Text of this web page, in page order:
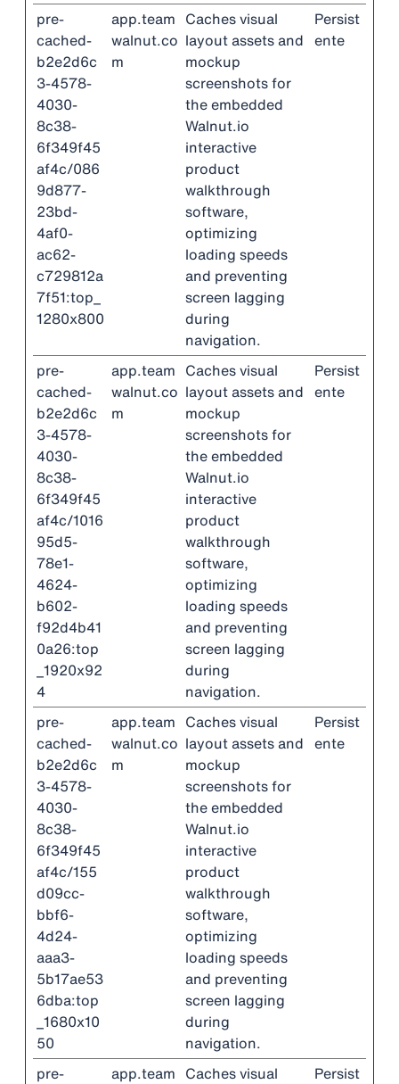
pre-
cached-
b2e2d6c
3-4578-
4030-
8c38-
6f349f45
af4c/086
9d877-
23bd-
4af0-
ac62-
c729812a
7f51:top_
1280x800
app.team
walnut.co
m
Caches visual
layout assets and
mockup
screenshots for
the embedded
Walnut.io
interactive
product
walkthrough
software,
optimizing
loading speeds
and preventing
screen lagging
during
navigation.
Persist
ente
pre-
cached-
b2e2d6c
3-4578-
4030-
8c38-
6f349f45
af4c/1016
95d5-
78e1-
4624-
b602-
f92d4b41
0a26:top
_1920x92
4
app.team
walnut.co
m
Caches visual
layout assets and
mockup
screenshots for
the embedded
Walnut.io
interactive
product
walkthrough
software,
optimizing
loading speeds
and preventing
screen lagging
during
navigation.
Persist
ente
pre-
cached-
b2e2d6c
3-4578-
4030-
8c38-
6f349f45
af4c/155
d09cc-
bbf6-
4d24-
aaa3-
5b17ae53
6dba:top
_1680x10
50
app.team
walnut.co
m
Caches visual
layout assets and
mockup
screenshots for
the embedded
Walnut.io
interactive
product
walkthrough
software,
optimizing
loading speeds
and preventing
screen lagging
during
navigation.
Persist
ente
pre- app.team Caches visual Persist